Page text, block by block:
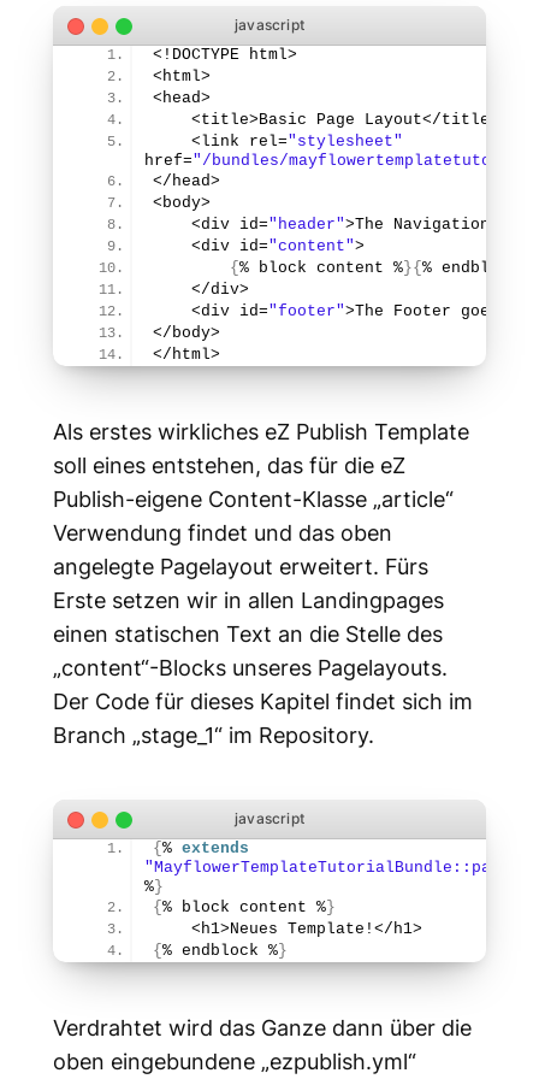
<!DOCTYPE html>
<html>
<head>
    <title>Basic Page Layout</title>
    <link rel=
"stylesheet"
href="/bundles/
</head>
<body>
    <div id=
"header">The Navigation
    <div id=
"content">
{% block content %}{% endblock %
    </div>
    <div id=
"footer">The Footer goes
</body>
</html>
Als erstes wirkliches eZ Publish Template
soll eines entstehen, das für die eZ
Publish-eigene Content-Klasse „article“
Verwendung findet und das oben
angelegte Pagelayout erweitert. Fürs
Erste setzen wir in allen Landingpages
einen statischen Text an die Stelle des
„content“-Blocks unseres Pagelayouts.
Der Code für dieses Kapitel findet sich im
Branch „stage_1“ im Repository.
{% extends
%}
{% block content %}
    <h1>Neues Template!</h1>
{% endblock %}
Verdrahtet wird das Ganze dann über die
oben eingebundene „ezpublish.yml“